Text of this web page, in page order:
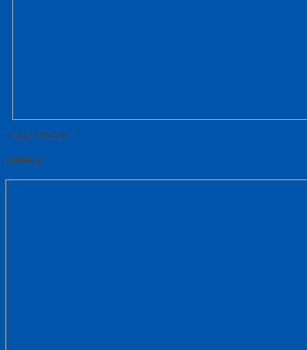
Tutup Sidebar
Gallery